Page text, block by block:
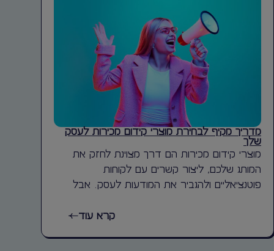
מדריך מקיף לבחירת מוצרי קידום מכירות לעסק
שלך
מוצרי קידום מכירות הם דרך מצוינת לחזק את
המותג שלכם, ליצור קשרים עם לקוחות
פוטנציאליים ולהגביר את המודעות לעסק. אבל
קרא עוד